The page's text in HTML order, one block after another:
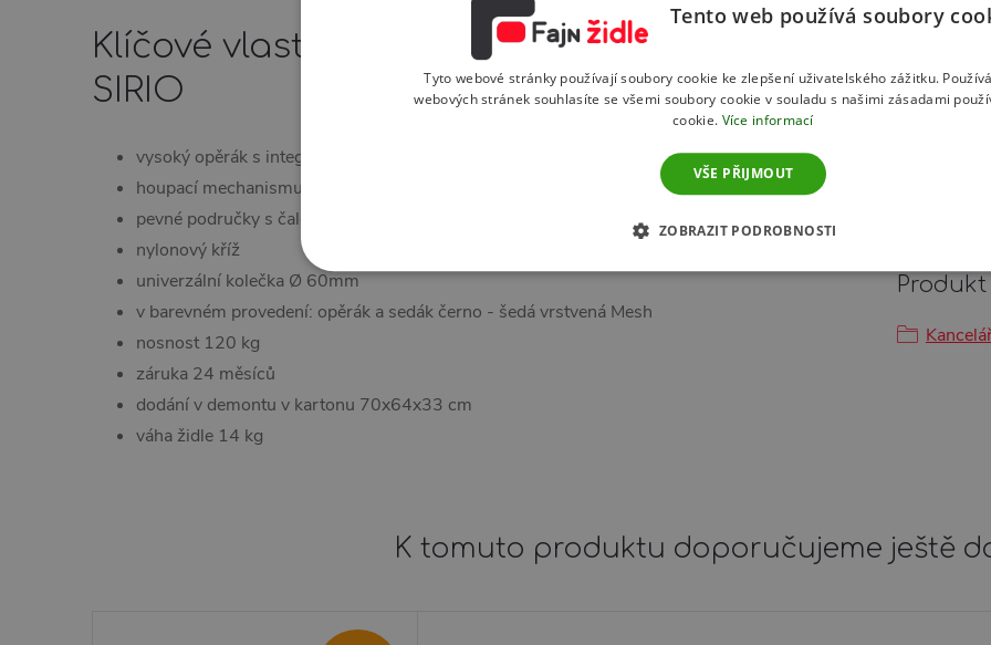
Klíčové vlastnosti kancelářského křesla
SIRIO
vysoký opěrák s integrovaným záhlavníkem
houpací mechanismus s blokací v základní poloze
pevné područky s čalouněnou krytkou
nylonový kříž
univerzální kolečka Ø 60mm
v barevném provedení: opěrák a sedák černo - šedá vrstvená Mesh
nosnost 120 kg
záruka 24 měsíců
dodání v demontu v kartonu 70x64x33 cm
váha židle 14 kg
Materiál
Mechanika
K tomuto produktu doporučujeme ještě
Tento web používá soubory
Tyto webové stránky používají soubory cookie ke zlepšení uživatelského zážitku.
webových stránek souhlasíte se všemi soubory cookie v souladu s našimi zásadami
cookie. Více informací
VŠE PŘIJMOUT
ZOBRAZIT PODROBNOSTI